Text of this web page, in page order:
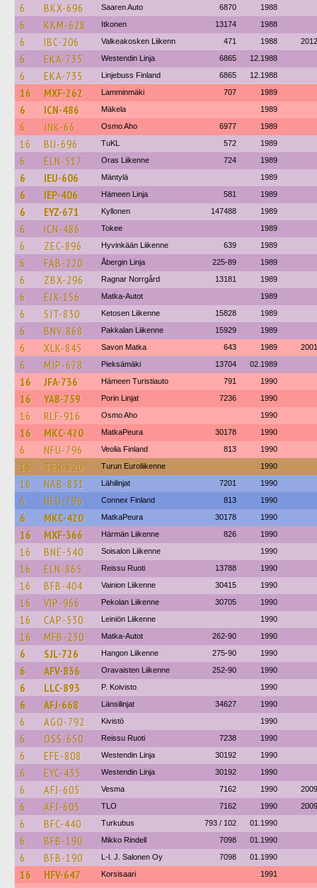
6 BKX-696 Saaren Auto 6870 1988
6 KKM-628 Itkonen 13174 1988
6 IBC-206 Valkeakosken Liikenn 471 1988 2012
6 EKA-735 Westendin Linja 6865 12.1988
6 EKA-735 Linjebuss Finland 6865 12.1988
16 MXF-262 Lamminmäki 707 1989
6 ICN-486 Mäkela 1989
6 JNK-66 Osmo Aho 6977 1989
16 BIJ-696 TuKL 572 1989
6 ELN-517 Oras Liikenne 724 1989
6 IEU-606 Mäntylä 1989
6 IEP-406 Hämeen Linja 581 1989
6 EYZ-671 Kyllonen 147488 1989
6 ICN-486 Tokee 1989
6 ZEC-896 Hyvinkään Liikenne 639 1989
6 FAB-220 Åbergin Linja 225-89 1989
6 ZBX-296 Ragnar Norrgård 13181 1989
6 EJX-156 Matka-Autot 1989
6 SJT-830 Ketosen Liikenne 15828 1989
6 BNV-868 Pakkalan Liikenne 15929 1989
6 XLK-845 Savon Matka 643 1989 2001
6 MJP-678 Pieksämäki 13704 02.1989
16 JFA-736 Hämeen Turistiauto 791 1990
16 YAB-759 Porin Linjat 7236 1990
16 RLF-916 Osmo Aho 1990
16 MKC-420 MatkaPeura 30178 1990
6 NFU-796 Veolia Finland 813 1990
16 TER-620 Turun Euroliikenne 1990
16 NAB-831 Lähilinjat 7201 1990
6 NFU-796 Connex Finland 813 1990
6 MKC-420 MatkaPeura 30178 1990
16 MXF-366 Härmän Liikenne 826 1990
16 BNE-540 Soisalon Liikenne 1990
16 ELN-865 Reissu Ruoti 13788 1990
16 BFB-404 Vainion Liikenne 30415 1990
16 VIP-966 Pekolan Liikenne 30705 1990
16 CAP-530 Leiniön Liikenne 1990
16 MFB-230 Matka-Autot 262-90 1990
6 SJL-726 Hangon Liikenne 275-90 1990
6 AFV-836 Oravaisten Liikenne 252-90 1990
6 LLC-893 P. Koivisto 1990
6 AFJ-668 Länsilinjat 34627 1990
6 AGO-792 Kivistö 1990
6 OSS-650 Reissu Ruoti 7238 1990
6 EFE-808 Westendin Linja 30192 1990
6 EYC-435 Westendin Linja 30192 1990
6 AFJ-605 Vesma 7162 1990 2009
6 AFJ-605 TLO 7162 1990 2009
6 BFC-440 Turkubus 793 / 102 01.1990
6 BFB-190 Mikko Rindell 7098 01.1990
6 BFB-190 L-l. J. Salonen Oy 7098 01.1990
16 HFV-647 Korsisaari 1991